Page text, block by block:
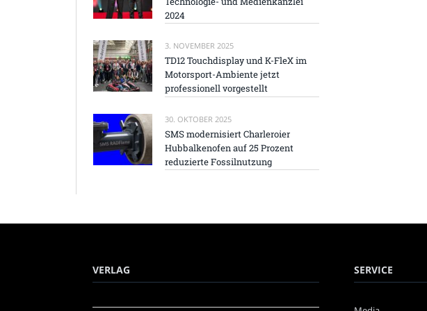
2024
3. NOVEMBER 2025
TD12 Touchdisplay und K-FleX im
Motorsport-Ambiente jetzt
professionell vorgestellt
30. OKTOBER 2025
SMS modernisiert Charleroier
Hubbalkenofen auf 25 Prozent
reduzierte Fossilnutzung
VERLAG SERVICE